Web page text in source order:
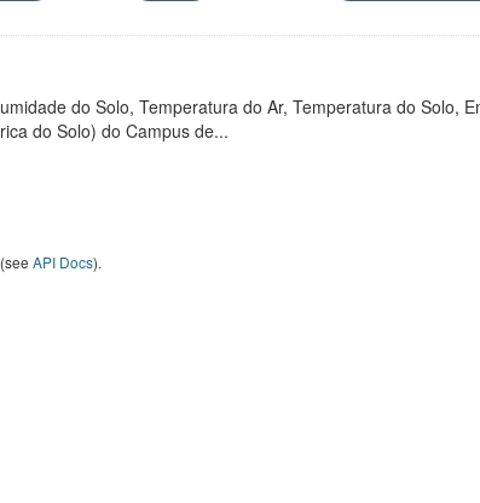
do Solo, Temperatura do Ar, Temperatura do Solo,
do Solo) do Campus de...
(see API Docs).